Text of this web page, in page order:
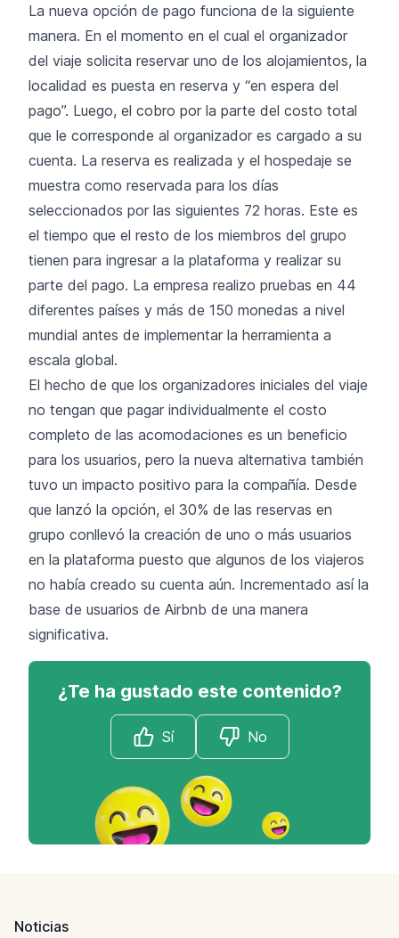
La nueva opción de pago funciona de la siguiente
manera. En el momento en el cual el organizador
del viaje solicita reservar uno de los alojamientos, la
localidad es puesta en reserva y “en espera del
pago”. Luego, el cobro por la parte del costo total
que le corresponde al organizador es cargado a su
cuenta. La reserva es realizada y el hospedaje se
muestra como reservada para los días
seleccionados por las siguientes 72 horas. Este es
el tiempo que el resto de los miembros del grupo
tienen para ingresar a la plataforma y realizar su
parte del pago. La empresa realizo pruebas en 44
diferentes países y más de 150 monedas a nivel
mundial antes de implementar la herramienta a
escala global.
El hecho de que los organizadores iniciales del viaje
no tengan que pagar individualmente el costo
completo de las acomodaciones es un beneficio
para los usuarios, pero la nueva alternativa también
tuvo un impacto positivo para la compañía. Desde
que lanzó la opción, el 30% de las reservas en
grupo conllevó la creación de uno o más usuarios
en la plataforma puesto que algunos de los viajeros
no había creado su cuenta aún. Incrementado así la
base de usuarios de Airbnb de una manera
significativa.
¿Te ha gustado este contenido?
Sí No
Noticias